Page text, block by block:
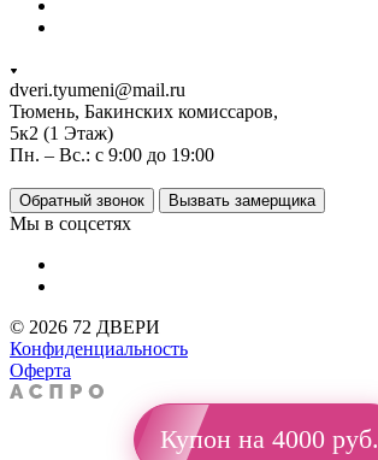
dveri.tyumeni@mail.ru
Тюмень, Бакинских комиссаров,
5к2 (1 Этаж)
Пн. – Вс.: с 9:00 до 19:00
Обратный звонок Вызвать замерщика
Мы в соцсетях
© 2026 72 ДВЕРИ
Конфиденциальность
Оферта
Купон на 4000 руб.